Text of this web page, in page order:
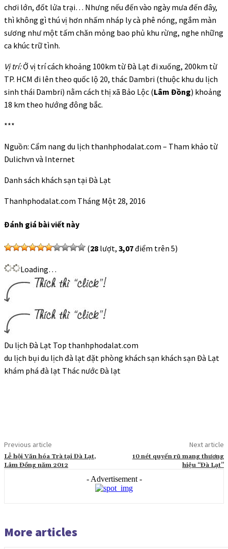
chơi lớn, đốt lửa trại… Nhưng nếu đến vào ngày mưa đến đây,
thì không gì thú vị hơn nhấm nháp ly cà phê nóng, ngắm màn
sương như một tấm chăn mỏng bao phủ khu rừng, nghe những
ca khúc trữ tình.
Vị trí:Ở vị trí cách khoảng 100km từ Đà Lạt đi xuống, 200km từ
TP. HCM đi lên theo quốc lộ 20, thác Dambri (thuộc khu du lịch
sinh thái Dambri) nằm cách thị xã Bảo Lộc (Lâm Đồng) khoảng
18 km theo hướng đông bắc.
***
Nguồn: Cẩm nang du lịch thanhphodalat.com – Tham khảo từ
Dulichvn và Internet
Danh sách khách sạn tại Đà Lạt
Thanhphodalat.com Tháng Một 28, 2016
Đánh giá bài viết này
(28 lượt, 3,07điểm trên 5)
Loading…
Du lịch Đà Lạt Top thanhphodalat.com
du lịch bụi du lịch đà lạt đặt phòng khách sạn khách sạn Đà Lạt
khám phá đà lạt Thác nước Đà lạt
Previous article
Lễ hội Văn hóa Trà tại Đà Lạt,
Lâm Đồng năm 2012
Next article
10 nét quyến rũ mang thương
hiệu “Đà Lạt”
- Advertisement -
More articles